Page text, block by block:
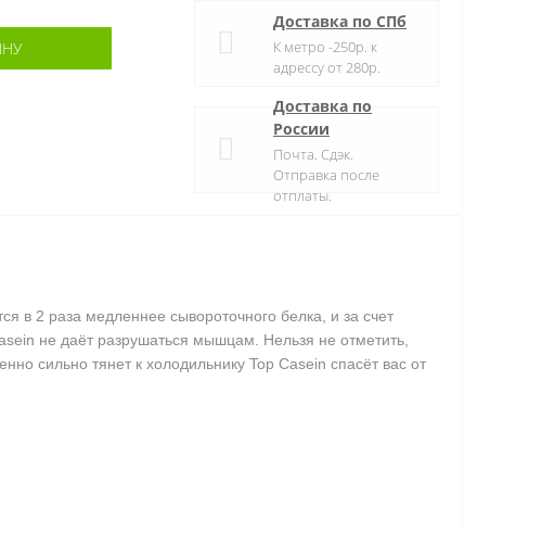
Доставка по СПб
К метро -250р. к
адрессу от 280р.
Доставка по
России
Почта. Сдэк.
Отправка после
отплаты.
в 2 раза медленнее сывороточного белка, и за счет
не даёт разрушаться мышцам. Нельзя не отметить,
сильно тянет к холодильнику Top Casein спасёт вас от